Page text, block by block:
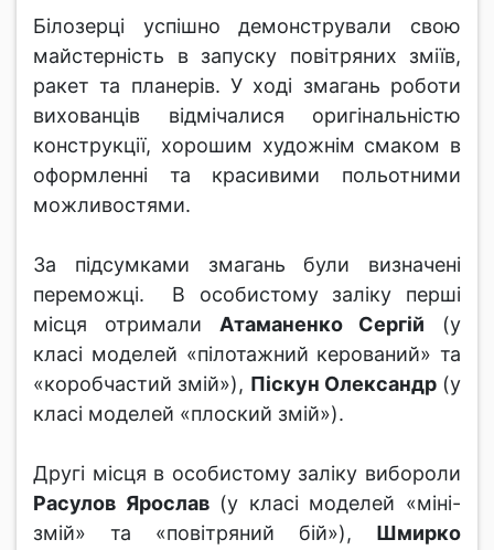
Білозерці успішно демонстрували свою
майстерність в запуску повітряних зміїв,
ракет та планерів. У ході змагань роботи
вихованців відмічалися оригінальністю
конструкції, хорошим художнім смаком в
оформленні та красивими польотними
можливостями.
За підсумками змагань були визначені
переможці. В особистому заліку перші
місця отримали Атаманенко Сергій (у
класі моделей «пілотажний керований» та
«коробчастий змій»), Піскун Олександр(у
класі моделей «плоский змій»).
Другі місця в особистому заліку вибороли
Расулов Ярослав(у класі моделей «міні-
змій» та «повітряний бій»), Шмирко